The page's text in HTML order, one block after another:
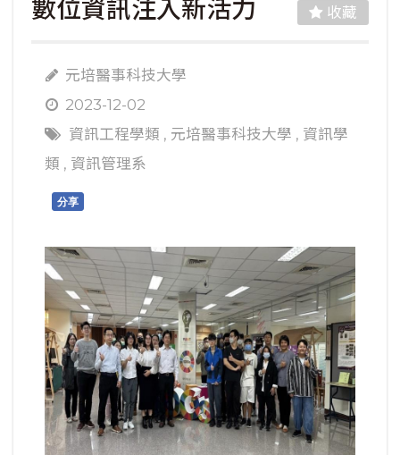
數位資訊注入新活力
收藏
元培醫事科技大學
2023-12-02
資訊工程學類 , 元培醫事科技大學 , 資訊學
類 , 資訊管理系
分享